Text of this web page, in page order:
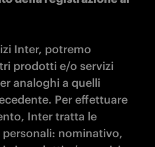
Inter, potremo
prodotti e/o servizi
analoghi a quelli
Per effettuare
Inter tratta le
nominativo,